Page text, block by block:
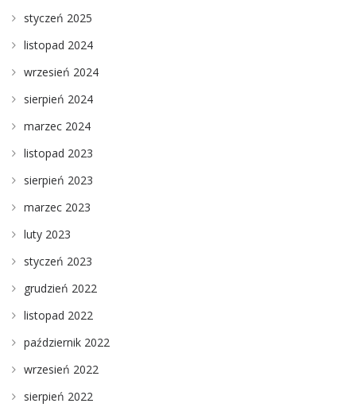
styczeń 2025
listopad 2024
wrzesień 2024
sierpień 2024
marzec 2024
listopad 2023
sierpień 2023
marzec 2023
luty 2023
styczeń 2023
grudzień 2022
listopad 2022
październik 2022
wrzesień 2022
sierpień 2022